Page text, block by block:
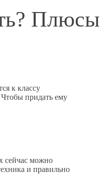
Плюсы
к классу
придать ему
сейчас можно
и правильно